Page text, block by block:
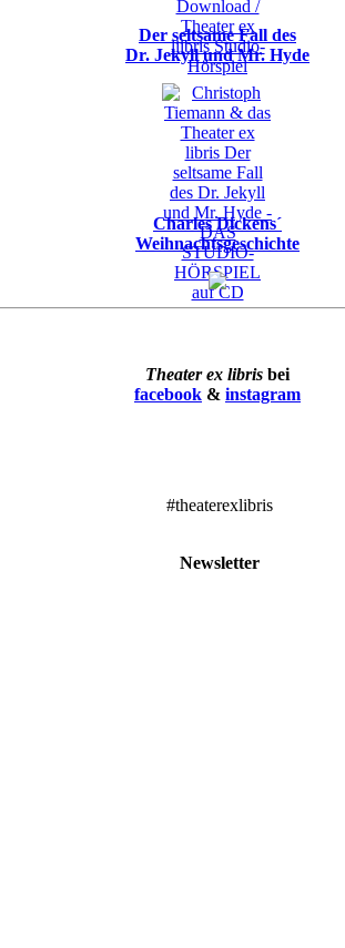
Der seltsame Fall des
Dr. Jekyll und Mr. Hyde
Charles Dickens´
Weihnachtsgeschichte
Theater ex libris bei
facebook & instagram
#theaterexlibris
Newsletter